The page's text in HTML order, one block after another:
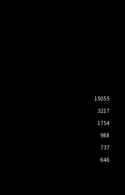
15055
3217
1754
988
737
646